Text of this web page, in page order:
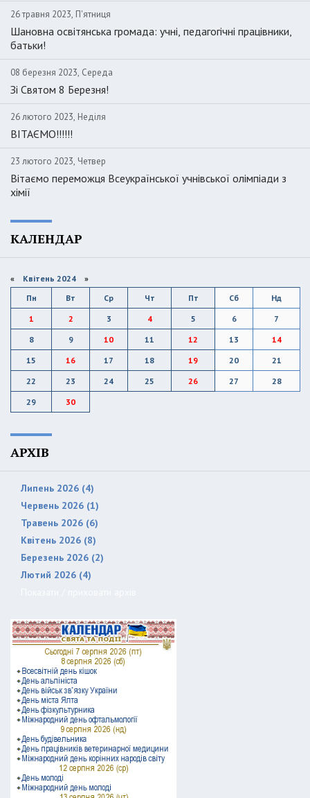
26 травня 2023, П'ятниця
Шановна освітянська громада: учні, педагогічні працівники,
батьки!
08 березня 2023, Середа
Зі Святом 8 Березня!
26 лютого 2023, Неділя
ВІТАЄМО!!!!!!
23 лютого 2023, Четвер
Вітаємо переможця Всеукраїнської учнівської олімпіади з
хімії
КАЛЕНДАР
« Квітень 2024 »
Пн
Вт Ср Чт Пт Сб
Нд
1
2 3 4 5 6
7
8
9 10 11 12 13
14
15
16 17 18 19 20
21
22
23 24 25 26 27
28
29
30
АРХІВ
Липень 2026 (4)
Червень 2026 (1)
Травень 2026 (6)
Квітень 2026 (8)
Березень 2026 (2)
Лютий 2026 (4)